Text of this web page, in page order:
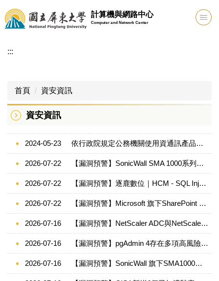
跳
到
主
內
計算機與網路中心
Computer and Network Center
:::
首頁 資安資訊
資安資訊
2024-05-23 依行政院規定公務機關使用資通訊產品原則-不得使用大陸廠牌；若不符合規定者，將不予核銷。（含已知常見大陸廠牌）
2026-07-22 【漏洞預警】SonicWall SMA 1000系列存在多項高風險安全漏洞(CVE-2026-15409與CVE-2026-15410)，請儘速確認並進行修補
2026-07-22 【漏洞預警】逐鹿數位｜HCM - SQL Injection
2026-07-22 【漏洞預警】Microsoft 旗下SharePoint Server 存在2個重大資安漏洞 115/7/22
2026-07-16 【漏洞預警】NetScaler ADC與NetScaler Gateway存在多項高風險安全漏洞(CVE-2026-8451、CVE-2026- 8452、CVE-2026-8655、CVE-2026-10816、CVE-2026-10817及CVE-2026-13474)，請儘速確認並進行修補
2026-07-16 【漏洞預警】pgAdmin 4存在多項高風險安全漏洞(CVE-2026-12044至CVE-2026-12050)，請儘速確認並進行修補
2026-07-16 【漏洞預警】SonicWall 旗下SMA1000系列產品存在重大資安漏洞 (CVE-2026-15409)